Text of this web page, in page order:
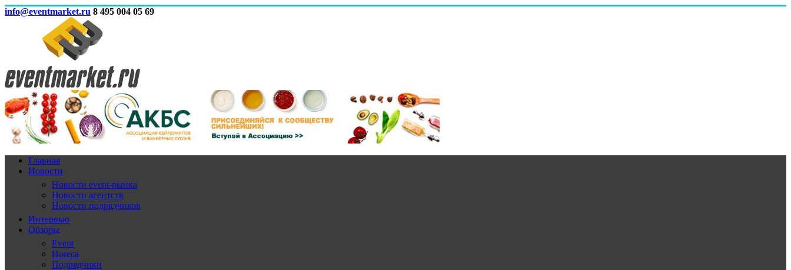
info@eventmarket.ru 8 495 004 05 69
Главная
Новости
Новости event-рынка
Новости агентств
Новости подрядчиков
Интервью
Обзоры
Event
Horeca
Подрядчики